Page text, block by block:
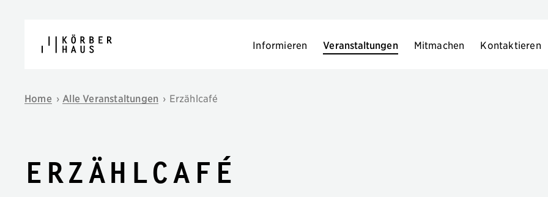
Informieren Veranstaltungen Mitmachen Kontaktieren
Home › Alle Veranstaltungen › Erzählcafé
Erzählcafé